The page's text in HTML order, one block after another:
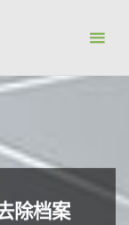
除档案